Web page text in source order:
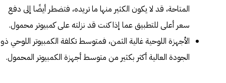
المتاحة، قد لا يكون الكثير منها ما تريده، فتضطر أيضًا إلى دفع
سعر أعلى للتطبيق عما إذا كنت قد نزلته على كمبيوتر محمول.
الأجهزة اللوحية غالية الثمن، فمتوسط ​​تكلفة الكمبيوتر اللوحي ذو
الجودة العالية أكثر بكثير من متوسط ​​أجهزة الكمبيوتر المحمول.